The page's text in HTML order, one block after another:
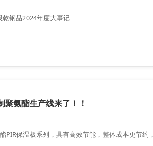
钢品2024年度大事记
聚氨酯生产线来了！！
PIR保温板系列，具有高效节能，整体成本更节约